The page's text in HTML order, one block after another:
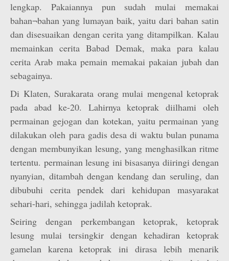
lengkap. Pakaiannya pun sudah mulai memakai
bahan¬bahan yang lumayan baik, yaitu dari bahan satin
dan disesuaikan dengan cerita yang ditampilkan. Kalau
memainkan cerita Babad Demak, maka para kalau
cerita Arab maka pemain memakai pakaian jubah dan
sebagainya.
Di Klaten, Surakarata orang mulai mengenal ketoprak
pada abad ke-20. Lahirnya ketoprak diilhami oleh
permainan gejogan dan kotekan, yaitu permainan yang
dilakukan oleh para gadis desa di waktu bulan punama
dengan membunyikan lesung, yang menghasilkan ritme
tertentu. permainan lesung ini bisasanya diiringi dengan
nyanyian, ditambah dengan kendang dan seruling, dan
dibubuhi cerita pendek dari kehidupan masyarakat
sehari-hari, sehingga jadilah ketoprak.
Seiring dengan perkembangan ketoprak, ketoprak
lesung mulai tersingkir dengan kehadiran ketoprak
gamelan karena ketoprak ini dirasa lebih menarik